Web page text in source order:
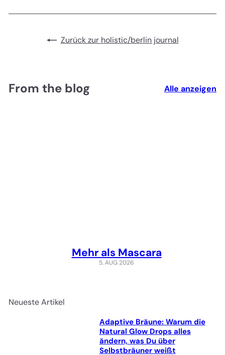
Zurück zur holistic/berlin journal
From the blog Alle anzeigen
Mehr als Mascara
5. AUG 2026
Neueste Artikel
Adaptive Bräune: Warum die
Natural Glow Drops alles
ändern, was Du über
Selbstbräuner weißt